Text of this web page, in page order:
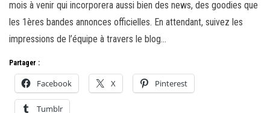
mois à venir qui incorporera aussi bien des news, des goodies que
les 1ères bandes annonces officielles. En attendant, suivez les
impressions de l’équipe à travers le blog…
Partager :
Facebook X Pinterest
Tumblr